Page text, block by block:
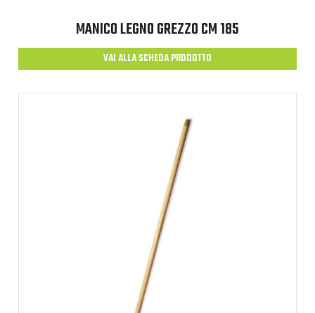
MANICO LEGNO GREZZO CM 185
VAI ALLA SCHEDA PRODOTTO